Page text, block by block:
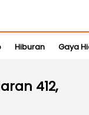
Hiburan Gaya
412,